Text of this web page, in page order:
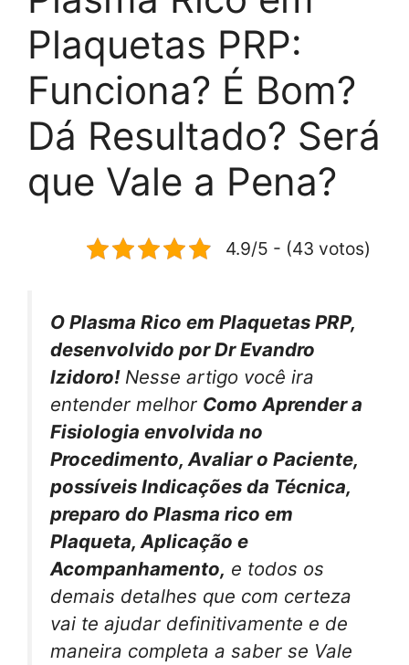
Plaquetas PRP:
Funciona? É Bom?
Dá Resultado? Será
que Vale a Pena?
4.9/5 - (43 votos)
O Plasma Rico em Plaquetas PRP,
desenvolvido por Dr Evandro
Izidoro! Nesse artigo você ira
entender melhor Como Aprender a
Fisiologia envolvida no
Procedimento, Avaliar o Paciente,
possíveis Indicações da Técnica,
preparo do Plasma rico em
Plaqueta, Aplicação e
Acompanhamento, e todos os
demais detalhes que com certeza
vai te ajudar definitivamente e de
maneira completa a saber se Vale